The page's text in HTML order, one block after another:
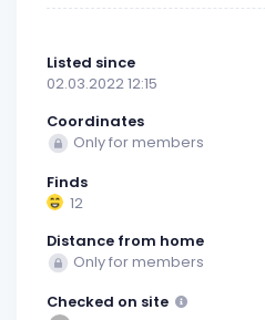
Listed since
02.03.2022 12:15
Coordinates
Only for members
Finds
12
Distance from home
Only for members
Checked on site